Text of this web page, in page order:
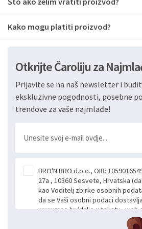
Kako mogu platiti proizvod?
Otkrijte Čaroliju za
Prijavite se na naš newsletter i
ekskluzivne pogodnosti, posebne
trendove za vaše najmlađe!
BRO'N BRO d.o.o., OIB:
27a , 10360 Sesvete, Hrvatska
kao Voditelj zbirke osobnih
da se Vaši osobni podaci
www.mae.hr (dalje u tekstu „web
obrađeni. Prihvaćanjem ove